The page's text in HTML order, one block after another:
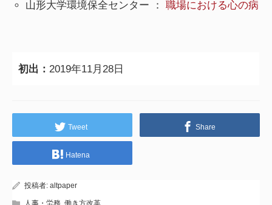
山形大学環境保全センター ：職場における心の病
初出： 2019年11月28日
Tweet Share
Hatena
投稿者: altpaper